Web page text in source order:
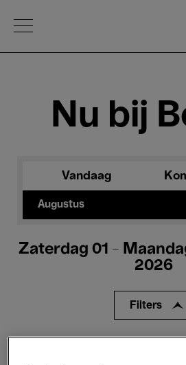
Open Menu
Nu bij
Vandaag
Augustus
Zaterdag 01 -
2026
Filters